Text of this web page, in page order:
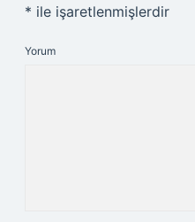
* ile işaretlenmişlerdir
Yorum